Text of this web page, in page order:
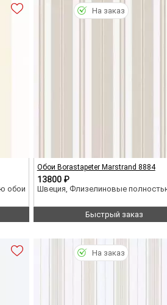
обои
Обои Borastapeter Marstrand 8884
13800 ₽
Швеция, Флизелиновые
Быстрый заказ
На заказ
На заказ